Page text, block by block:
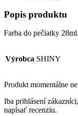
Popis produktu
Farba do pečiatky 28ml.
Výrobca SHINY
Produkt momentálne
Iba prihlásení
napísať recenziu.